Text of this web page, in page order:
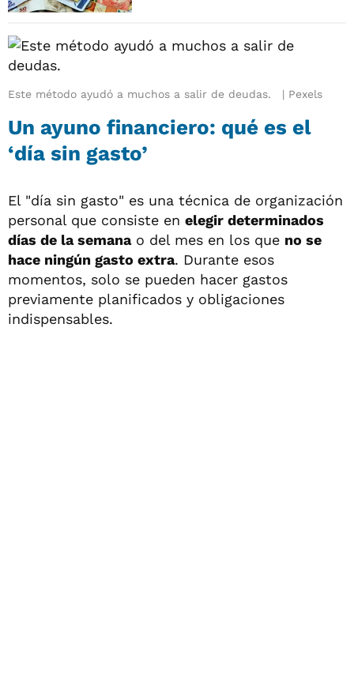
Este método ayudó a muchos a salir de deudas. Pexels
Un ayuno financiero: qué es el
‘día sin gasto’
El "día sin gasto" es una técnica de organización
personal que consiste en elegir determinados
días de la semanao del mes en los que no se
hace ningún gasto extra. Durante esos
momentos, solo se pueden hacer gastos
previamente planificados y obligaciones
indispensables.